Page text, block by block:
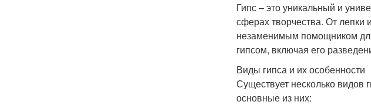
Гипс – это уникальный и
сферах творчества. От лепки
незаменимым помощником
гипсом, включая его
Виды гипса и их особенности
Существует несколько видов
основные из них: